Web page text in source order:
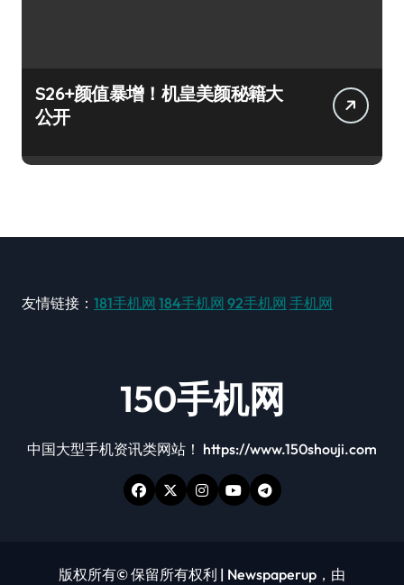
S26+颜值暴增！机皇美颜秘籍大
公开
友情链接： 181手机网 184手机网 92手机网 手机网
150手机网
中国大型手机资讯类网站！ https://www.150shouji.com
版权所有© 保留所有权利 | Newspaperup ，由